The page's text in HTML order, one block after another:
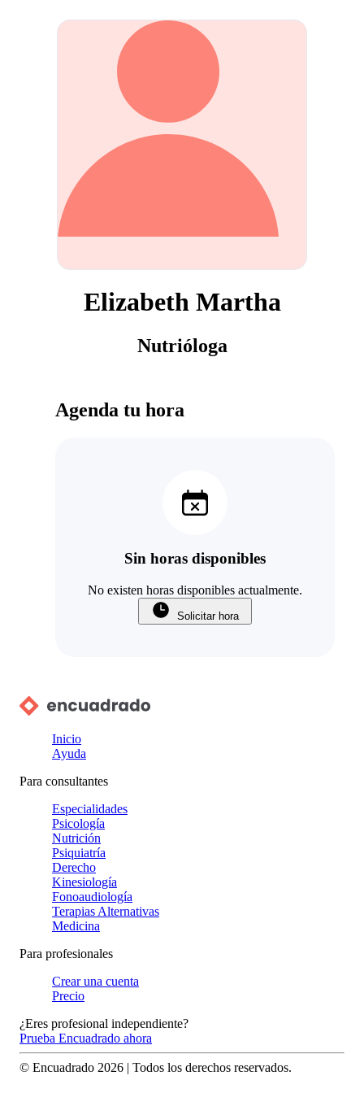
Elizabeth Martha
Nutrióloga
Agenda tu hora
Sin horas disponibles
No existen horas disponibles actualmente.
Solicitar hora
Inicio
Ayuda
Para consultantes
Especialidades
Psicología
Nutrición
Psiquiatría
Derecho
Kinesiología
Fonoaudiología
Terapias Alternativas
Medicina
Para profesionales
Crear una cuenta
Precio
¿Eres profesional independiente?
Prueba Encuadrado ahora
© Encuadrado 2026 | Todos los derechos reservados.